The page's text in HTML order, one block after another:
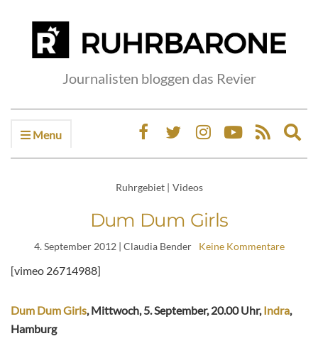
Journalisten bloggen das Revier
Menu
Ruhrgebiet | Videos
Dum Dum Girls
4. September 2012| Claudia Bender Keine Kommentare
[vimeo 26714988]
Dum Dum Girls, Mittwoch, 5. September, 20.00 Uhr,Indra,
Hamburg